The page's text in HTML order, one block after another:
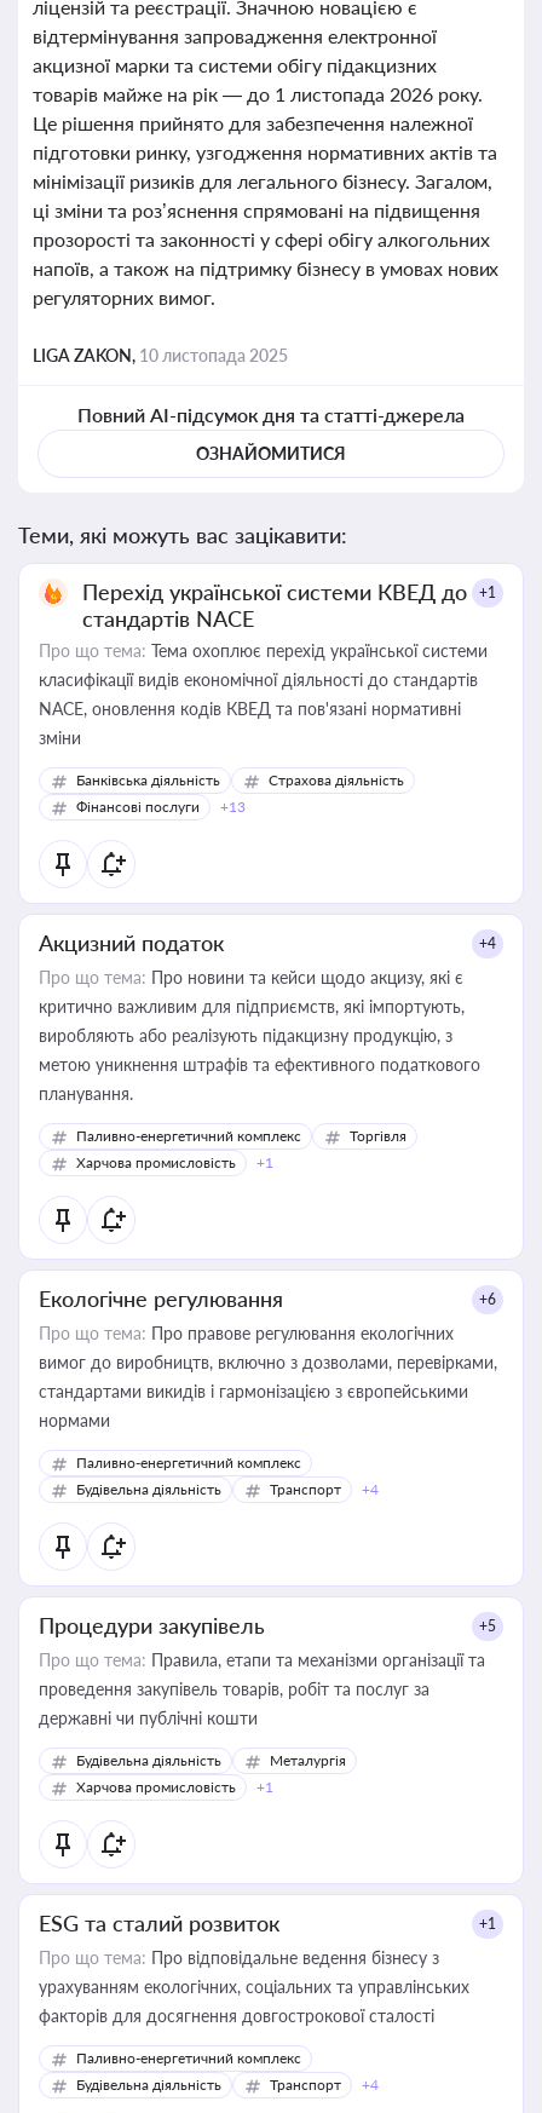
ліцензій та реєстрації. Значною новацією є
відтермінування запровадження електронної
акцизної марки та системи обігу підакцизних
товарів майже на рік — до 1 листопада 2026 року.
Це рішення прийнято для забезпечення належної
підготовки ринку, узгодження нормативних актів та
мінімізації ризиків для легального бізнесу. Загалом,
ці зміни та роз’яснення спрямовані на підвищення
прозорості та законності у сфері обігу алкогольних
напоїв, а також на підтримку бізнесу в умовах нових
регуляторних вимог.
LIGA ZAKON, 10 листопада 2025
Повний AI-підсумок дня та статті-джерела
ОЗНАЙОМИТИСЯ
Теми, які можуть вас зацікавити:
Перехід української системи КВЕД до
стандартів NACE
+1
Про що тема: Тема охоплює перехід української системи
класифікації видів економічної діяльності до стандартів
NACE, оновлення кодів КВЕД та пов'язані нормативні
зміни
Банківська діяльність
Страхова діяльність
Фінансові послуги
+13
Акцизний податок +4
Про що тема: Про новини та кейси щодо акцизу, які є
критично важливим для підприємств, які імпортують,
виробляють або реалізують підакцизну продукцію, з
метою уникнення штрафів та ефективного податкового
планування.
Паливно-енергетичний комплекс
Торгівля
Харчова промисловість
+1
Екологічне регулювання +6
Про що тема: Про правове регулювання екологічних
вимог до виробництв, включно з дозволами, перевірками,
стандартами викидів і гармонізацією з європейськими
нормами
Паливно-енергетичний комплекс
Будівельна діяльність
Транспорт +4
Процедури закупівель +5
Про що тема: Правила, етапи та механізми організації та
проведення закупівель товарів, робіт та послуг за
державні чи публічні кошти
Будівельна діяльність
Металургія
Харчова промисловість
+1
ESG та сталий розвиток +1
Про що тема: Про відповідальне ведення бізнесу з
урахуванням екологічних, соціальних та управлінських
факторів для досягнення довгострокової сталості
Паливно-енергетичний комплекс
Будівельна діяльність
Транспорт +4